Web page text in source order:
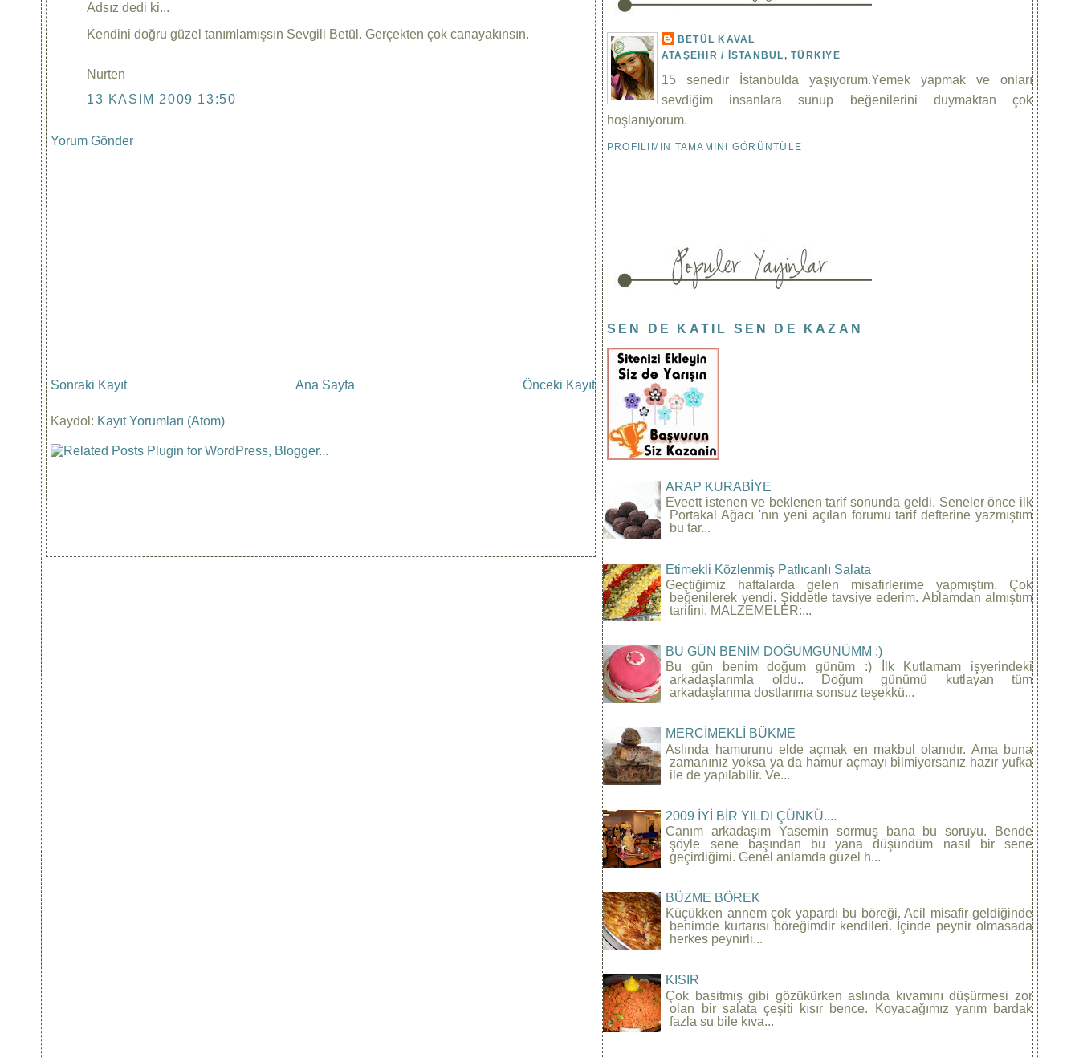
Adsız dedi ki...
Kendini doğru güzel tanımlamışsın Sevgili Betül. Gerçekten çok canayakınsın.
Nurten
13 KASIM 2009 13:50
Yorum Gönder
Sonraki Kayıt Önceki Kayıt
Ana Sayfa
Kaydol: Kayıt Yorumları (Atom)
BETÜL KAVAL
ATAŞEHIR / İSTANBUL, TÜRKIYE
15 senedir İstanbulda yaşıyorum.Yemek yapmak ve onları
sevdiğim insanlara sunup beğenilerini duymaktan çok
hoşlanıyorum.
PROFILIMIN TAMAMINI GÖRÜNTÜLE
SEN DE KATIL SEN DE KAZAN
ARAP KURABİYE
Eveett istenen ve beklenen tarif sonunda geldi. Seneler önce ilk
Portakal Ağacı 'nın yeni açılan forumu tarif defterine yazmıştım
bu tar...
Etimekli Közlenmiş Patlıcanlı Salata
Geçtiğimiz haftalarda gelen misafirlerime yapmıştım. Çok
beğenilerek yendi. Şiddetle tavsiye ederim. Ablamdan almıştım
tarifini. MALZEMELER:...
BU GÜN BENİM DOĞUMGÜNÜMM :)
Bu gün benim doğum günüm :) İlk Kutlamam işyerindeki
arkadaşlarımla oldu.. Doğum günümü kutlayan tüm
arkadaşlarıma dostlarıma sonsuz teşekkü...
MERCİMEKLİ BÜKME
Aslında hamurunu elde açmak en makbul olanıdır. Ama buna
zamanınız yoksa ya da hamur açmayı bilmiyorsanız hazır yufka
ile de yapılabilir. Ve...
2009 İYİ BİR YILDI ÇÜNKÜ....
Canım arkadaşım Yasemin sormuş bana bu soruyu. Bende
şöyle sene başından bu yana düşündüm nasıl bir sene
geçirdiğimi. Genel anlamda güzel h...
BÜZME BÖREK
Küçükken annem çok yapardı bu böreği. Acil misafir geldiğinde
benimde kurtarısı böreğimdir kendileri. İçinde peynir olmasada
herkes peynirli...
KISIR
Çok basitmiş gibi gözükürken aslında kıvamını düşürmesi zor
olan bir salata çeşiti kısır bence. Koyacağımız yarım bardak
fazla su bile kıva...